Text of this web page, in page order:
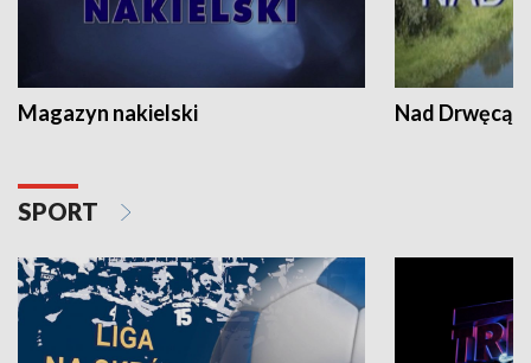
Magazyn nakielski Nad Drwęcą
SPORT